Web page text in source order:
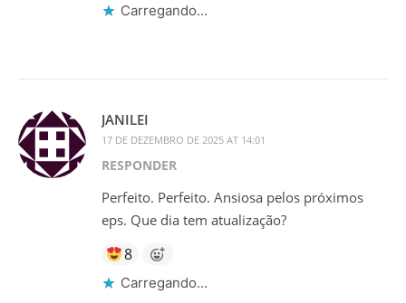
Carregando...
JANILEI
17 DE DEZEMBRO DE 2025 AT 14:01
RESPONDER
Perfeito. Perfeito. Ansiosa pelos próximos
eps. Que dia tem atualização?
8
Carregando...